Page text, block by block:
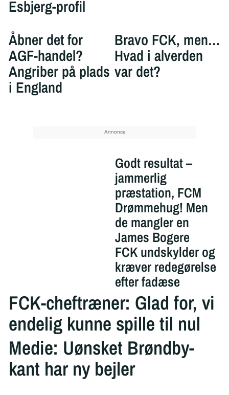
Esbjerg-profil
Åbner det for
AGF-handel?
Angriber på plads
i England
Bravo FCK, men…
Hvad i alverden
var det?
Godt resultat –
jammerlig
præstation, FCM
Drømmehug! Men
de mangler en
James Bogere
FCK undskylder og
kræver redegørelse
efter fadæse
FCK-cheftræner: Glad for, vi
endelig kunne spille til nul
Medie: Uønsket Brøndby-
kant har ny bejler